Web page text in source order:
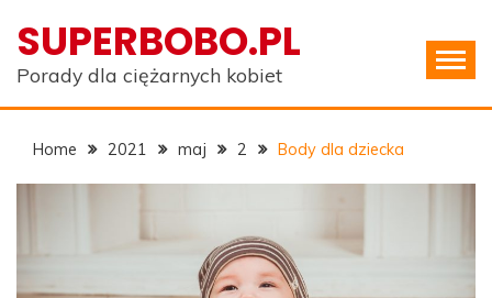
content
SUPERBOBO.PL
Porady dla ciężarnych kobiet
Home 2021 maj 2 Body dla dziecka